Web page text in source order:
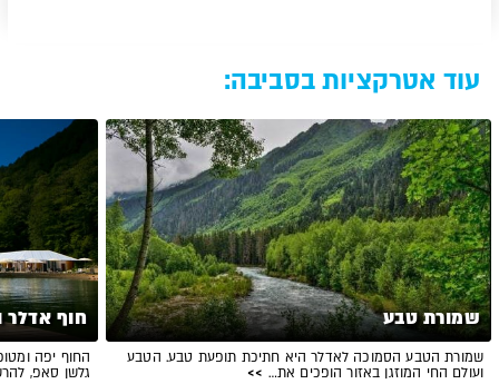
עוד אטרקציות בסביבה:
שמורת טבע
שמורת הטבע הסמוכה לאדלר היא חתיכת תופעת טבע. הטבע
ועולם החי המוזגן באזור הופכים את… >>
חוף
החוף יפה
גלשן סאפ,